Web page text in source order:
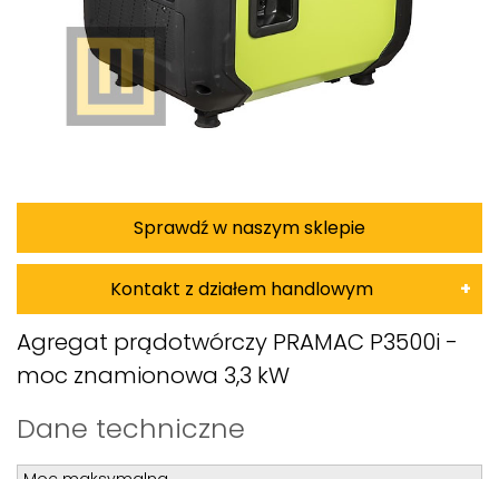
Sprawdź w naszym sklepie
Kontakt z działem handlowym
Damian Korkus
Teren całego kraju
Agregat prądotwórczy PRAMAC P3500i -
moc znamionowa 3,3 kW
Dane techniczne